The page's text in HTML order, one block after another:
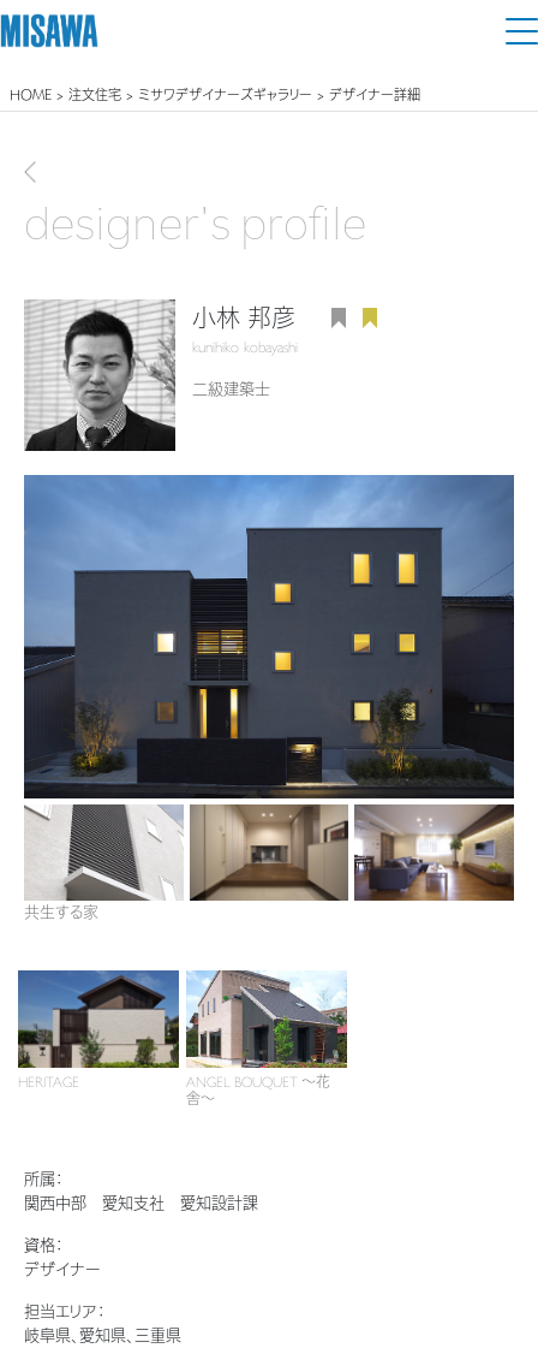
住まい
建てる
商品ラインアップ
デザイン
テクノロジー（住まいの性能）
建築事例・建築実例
デザイナーズギャラリー
インテリア
住まいづくりガイド
買う
分譲住宅（建売・土地）検索
中古住宅検索
スムストック検索
分譲マンション検索
売る [MISAWA RELAY]
住まいの売却
多彩な動画やこだわりが詰まった建築実例、注目の最新情報など、住まい
ホームラウンジ 新築・戸建て
個人のお客さま
賃貸住宅
賃貸併用住宅
店舗・各種施設
土地活用モデルルーム見学
企業不動産活用（CRE）戦略
社宅建築
医療・介護・子育て・障がい福祉施設
これから土地活用・賃貸経営をご検討の方
役立つ多彩な情報を幅広くお届けします。
ホームラウンジ 土地活用・賃貸経営
戸建て・マンション
ミサワリフォームとは
リフォームの流れ
リフォームメニュー
リフォーム事例
事業用
事業用リノベーション
ホテル・旅館リフォーム
リフォーム営業所
これからリフォームをご検討の方
実例動画や基礎知識、収納の工夫など、理想の住まいを叶えるリフォーム
の具体策とアイデアを豊富にご用意しています。
まちづくり
複合開発・投資開発
複合開発事業（ASMACI-アスマチ-）
分譲マンション開発事業
収益不動産・投資開発事業
建築再生事業
事業用売買
事業用地・事業用建物
分譲用地
すべてのフィールドに新しい価値をデザインし、持続可能な未来志向のま
ちづくりを実現していきます。
オーナーサポート
住まいるりんぐ（ロングサポート）
アフターメンテナンス
ミサワリフォーム
ご相談窓口
お客様センター
ミサワホームオーナーさま・リフォーム工事ご契約者さまとミサワホームを
結ぶコミュニケーションサイト。お得・便利・安心なコンテンツや、ミサワホ
ームからの大切なお知らせなど配信しています。
ミサワオーナーズクラブ
IR情報
企業・IR
ニュース
MISAWAについて
ミサワホームグループ
IR情報
SDGs
採用情報
新卒者採用
障がい者採用
ウエルネス事業
住まいのご相談
HOME > 注文住宅 > ミサワデザイナーズギャラリー > デザイナー詳細
designer's profile
小林 邦彦
kunihiko kobayashi
二級建築士
共生する家
HERITAGE ANGEL BOUQUET ～花
舎～
所属：
関西中部 愛知支社 愛知設計課
資格：
デザイナー
担当エリア：
岐阜県、愛知県、三重県